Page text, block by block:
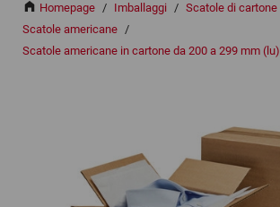
Homepage / Imballaggi / Scatole di cartone
Scatole americane /
Scatole americane in cartone da 200 a 299 mm (lu)